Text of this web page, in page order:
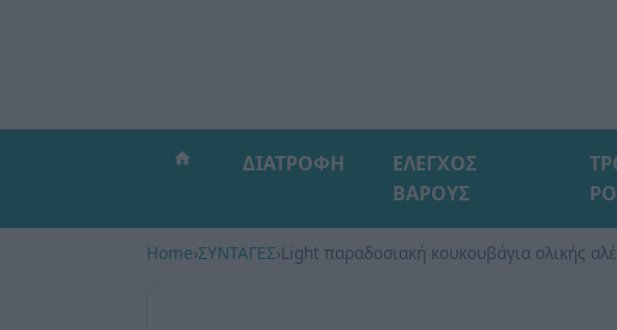
ΔΙΑΤΡΟΦΗ
ΕΛΕΓΧΟΣ
ΒΑΡΟΥΣ
Home›ΣΥΝΤΑΓΕΣ›Light παραδοσιακή κουκουβάγια ολικής